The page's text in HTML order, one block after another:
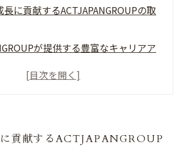
に貢献するACTJAPANGROUPの取
が提供する豊富なキャリアア
を実現させるACTJAPANGROUPの教
ス
が実現する美容師としての幸
貢献するACTJAPANGROUP